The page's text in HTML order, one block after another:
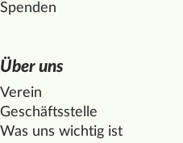
Spenden
Über uns
Verein
Geschäftsstelle
Was uns wichtig ist